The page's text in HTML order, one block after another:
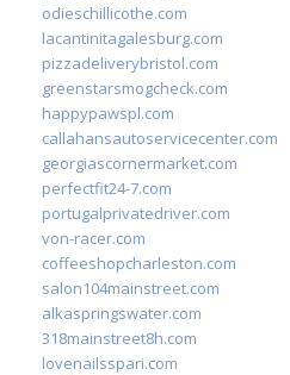
odieschillicothe.com
lacantinitagalesburg.com
pizzadeliverybristol.com
greenstarsmogcheck.com
happypawspl.com
callahansautoservicecenter.com
georgiascornermarket.com
perfectfit24-7.com
portugalprivatedriver.com
von-racer.com
coffeeshopcharleston.com
salon104mainstreet.com
alkaspringswater.com
318mainstreet8h.com
lovenailsspari.com